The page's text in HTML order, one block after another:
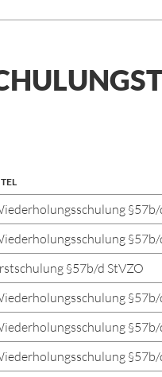
§57b/
§57b/
§57b/d StVZO
§57b/
§57b/
§57b/